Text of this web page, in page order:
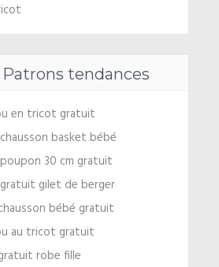
tendances
en tricot gratuit
basket bébé
30 cm gratuit
gilet de berger
bébé gratuit
au tricot gratuit
robe fille